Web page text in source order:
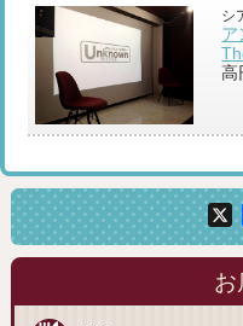
シ
ア
高
お